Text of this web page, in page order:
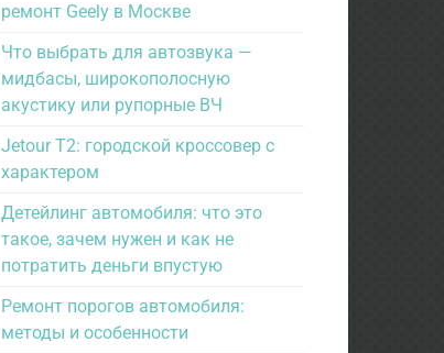
ремонт Geely в Москве
Что выбрать для автозвука —
мидбасы, широкополосную
акустику или рупорные ВЧ
Jetour T2: городской кроссовер с
характером
Детейлинг автомобиля: что это
такое, зачем нужен и как не
потратить деньги впустую
Ремонт порогов автомобиля:
методы и особенности